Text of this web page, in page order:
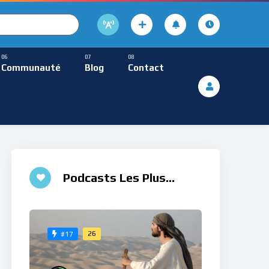
Lecture
Communauté Blog Contact
Méditative
Podcasts Les Plus
#17 26